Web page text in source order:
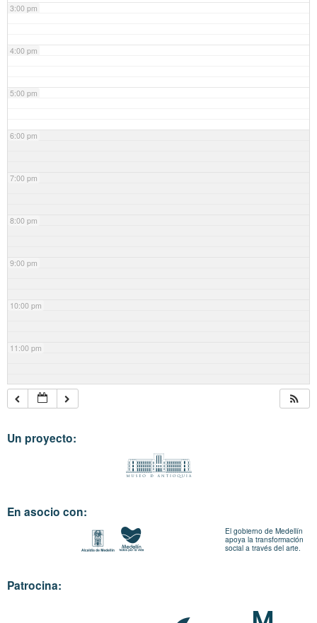
3:00 pm
4:00 pm
5:00 pm
6:00 pm
7:00 pm
8:00 pm
9:00 pm
10:00 pm
11:00 pm
Un proyecto:
En asocio con:
El gobierno de Medellín
apoya la transformación
social a través del arte.
Patrocina: